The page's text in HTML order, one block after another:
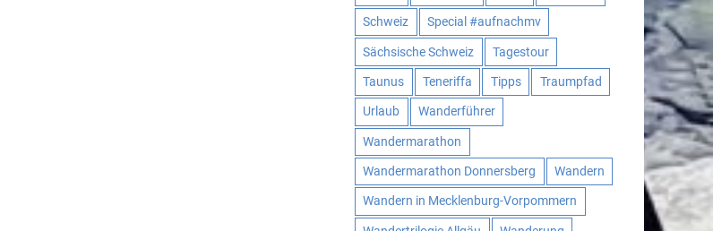
Schweiz Special #aufnachmv
Sächsische Schweiz Tagestour
Taunus Teneriffa Tipps Traumpfad
Urlaub Wanderführer
Wandermarathon
Wandermarathon Donnersberg Wandern
Wandern in Mecklenburg-Vorpommern